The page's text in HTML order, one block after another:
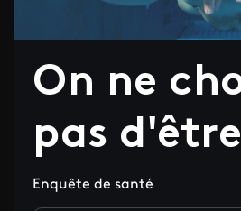
On ne
pas
Enquête de santé